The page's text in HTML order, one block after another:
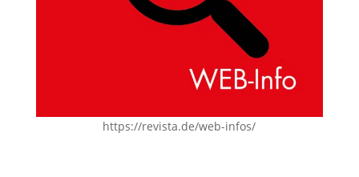
https://revista.de/web-infos/